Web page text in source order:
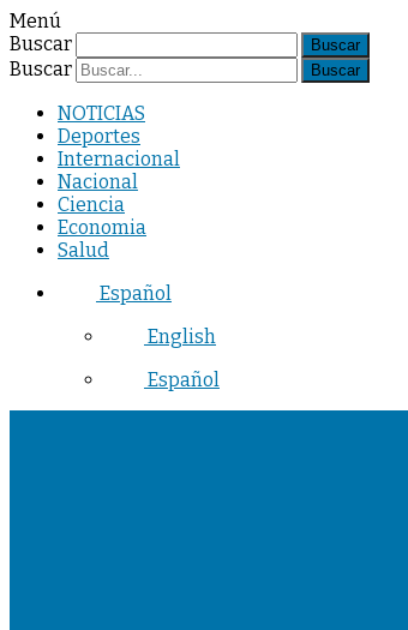
Menú
Buscar
Buscar
NOTICIAS
Deportes
Internacional
Nacional
Ciencia
Economia
Salud
Español
English
Español